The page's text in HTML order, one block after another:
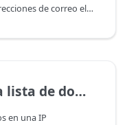
Recopilación de base de datos de direcciones de correo electrónico
en una IP
en una IP